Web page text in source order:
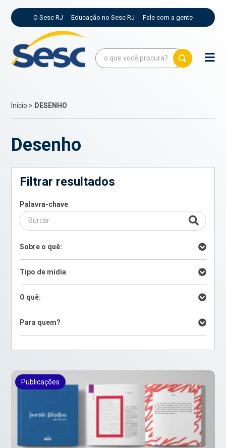
O Sesc RJ Educação no Sesc RJ Fale com a gente
Início > DESENHO
Desenho
Filtrar resultados
Palavra-chave
Sobre o quê:
Tipo de mídia
O quê:
Para quem?
Publicações